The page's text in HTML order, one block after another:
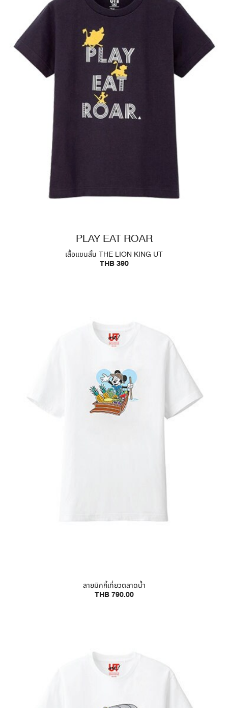
PLAY EAT ROAR
เสื้อแขนสั้น THE LION KING UT
THB 390
ลายมิคกี้เที่ยวตลาดน้ำ
THB 790.00